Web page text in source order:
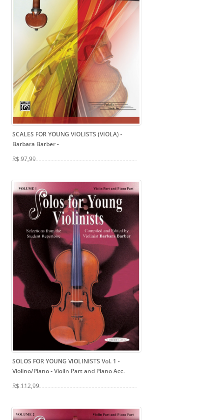
SCALES FOR YOUNG VIOLISTS (VIOLA) -
Barbara Barber-
R$ 97,99
SOLOS FOR YOUNG VIOLINISTS Vol. 1 -
Violino/Piano- Violin Part and Piano Acc.
R$ 112,99